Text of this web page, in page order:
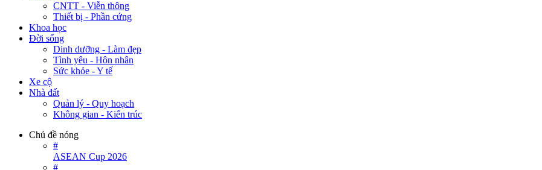
CNTT - Viễn thông
Thiết bị - Phần cứng
Khoa học
Đời sống
Dinh dưỡng - Làm đẹp
Tình yêu - Hôn nhân
Sức khỏe - Y tế
Xe cộ
Nhà đất
Quản lý - Quy hoạch
Không gian - Kiến trúc
Chủ đề nóng
#
ASEAN Cup 2026
#